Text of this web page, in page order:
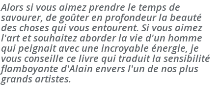
Alors si vous aimez prendre le temps de
savourer, de goûter en profondeur la beauté
des choses qui vous entourent. Si vous aimez
l'art et souhaitez aborder la vie d'un homme
qui peignait avec une incroyable énergie, je
vous conseille ce livre qui traduit la sensibilité
flamboyante d'Alain envers l'un de nos plus
grands artistes.